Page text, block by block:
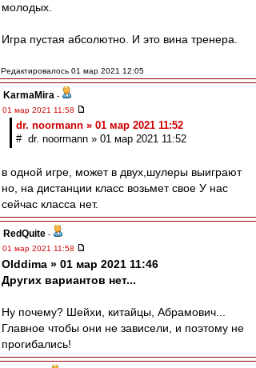
молодых.
Игра пустая абсолютно. И это вина тренера.
Редактировалось 01 мар 2021 12:05
KarmaMira -
01 мар 2021 11:58
dr. noormann » 01 мар 2021 11:52
# dr. noormann » 01 мар 2021 11:52
в одной игре, может в двух,шулеры выиграют
но, на дистанции класс возьмет свое У нас
сейчас класса нет.
RedQuite -
01 мар 2021 11:58
Olddima » 01 мар 2021 11:46
Других вариантов нет...
Ну почему? Шейхи, китайцы, Абрамович...
Главное чтобы они не зависели, и поэтому не
прогибались!